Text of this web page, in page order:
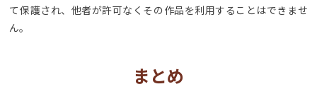
て保護され、他者が許可なくその作品を利用することはできませ
ん。
まとめ